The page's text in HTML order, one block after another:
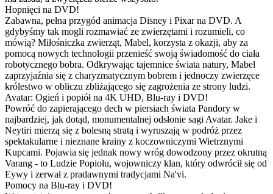
Hopnięci na DVD!
Zabawna, pełna przygód animacja Disney i Pixar na DVD. A
gdybyśmy tak mogli rozmawiać ze zwierzętami i rozumieli, co
mówią? Miłośniczka zwierząt, Mabel, korzysta z okazji, aby za
pomocą nowych technologii przenieść swoją świadomość do ciała
robotycznego bobra. Odkrywając tajemnice świata natury, Mabel
zaprzyjaźnia się z charyzmatycznym bobrem i jednoczy zwierzęce
królestwo w obliczu zbliżającego się zagrożenia ze strony ludzi.
Avatar: Ogień i popiół na 4K UHD, Blu-ray i DVD!
Powróć do zapierającego dech w piersiach świata Pandory w
najbardziej, jak dotąd, monumentalnej odsłonie sagi Avatar. Jake i
Neytiri mierzą się z bolesną stratą i wyruszają w podróż przez
spektakularne i nieznane krainy z koczowniczymi Wietrznymi
Kupcami. Pojawia się jednak nowy wróg dowodzony przez okrutną
Varang - to Ludzie Popiołu, wojowniczy klan, który odwrócił się od
Eywy i zerwał z pradawnymi tradycjami Na'vi.
Pomocy na Blu-ray i DVD!